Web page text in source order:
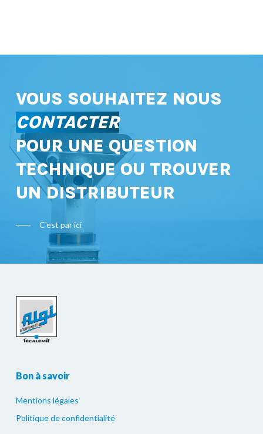
VOUS SOUHAITEZ NOUS
CONTACTER
POUR UNE QUESTION
TECHNIQUE OU TROUVER
UN DISTRIBUTEUR
C'est par ici
Bon à savoir
Mentions légales
Politique de confidentialité